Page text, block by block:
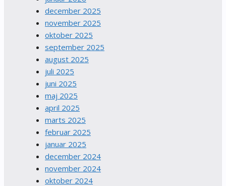
december 2025
november 2025
oktober 2025
september 2025
august 2025
juli 2025
juni 2025
maj 2025
april 2025
marts 2025
februar 2025
januar 2025
december 2024
november 2024
oktober 2024